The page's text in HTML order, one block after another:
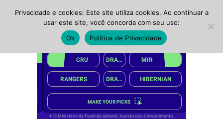
Privacidade e cookies: Este site utiliza cookies. Ao continuar a
usar este site, você concorda com seu uso:
Ok
Política de Privacidade